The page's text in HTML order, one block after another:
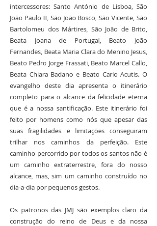
intercessores: Santo António de Lisboa, São
João Paulo II, São João Bosco, São Vicente, São
Bartolomeu dos Mártires, São João de Brito,
Beata Joana de Portugal, Beato João
Fernandes, Beata Maria Clara do Menino Jesus,
Beato Pedro Jorge Frassati, Beato Marcel Callo,
Beata Chiara Badano e Beato Carlo Acutis. O
evangelho deste dia apresenta o itinerário
completo para o alcance da felicidade eterna
que é a nossa santificação. Este itinerário foi
feito por homens como nós que apesar das
suas fragilidades e limitações conseguiram
trilhar nos caminhos da perfeição. Este
caminho percorrido por todos os santos não é
um caminho extraterrestre, fora do nosso
alcance, mas, sim um caminho construído no
dia-a-dia por pequenos gestos.
Os patronos das JMJ são exemplos claro da
construção do reino de Deus e da nossa